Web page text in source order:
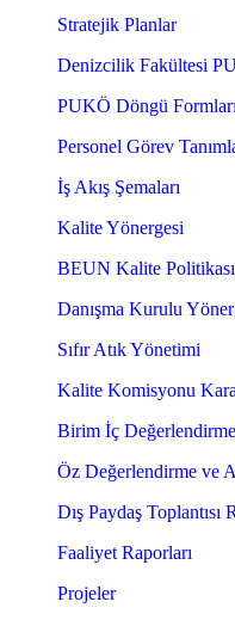
Stratejik Planlar
Denizcilik Fakültesi
PUKÖ Döngü Formları
Personel Görev
İş Akış Şemaları
Kalite Yönergesi
BEUN Kalite Politikası
Danışma Kurulu
Sıfır Atık Yönetimi
Kalite Komisyonu
Birim İç
Öz Değerlendirme ve
Dış Paydaş Toplantısı
Faaliyet Raporları
Projeler